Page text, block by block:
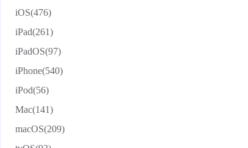
iOS(476)
iPad(261)
iPadOS(97)
iPhone(540)
iPod(56)
Mac(141)
macOS(209)